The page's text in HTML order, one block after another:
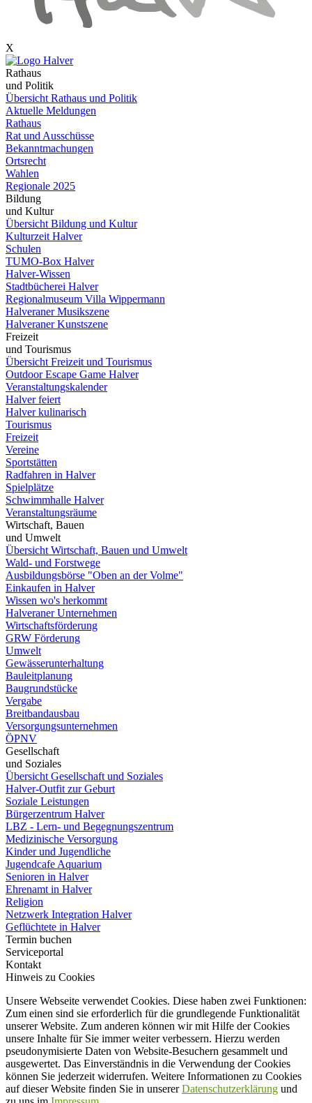
X
Rathaus
und Politik
Übersicht Rathaus und Politik
Aktuelle Meldungen
Rathaus
Rat und Ausschüsse
Bekanntmachungen
Ortsrecht
Wahlen
Regionale 2025
Bildung
und Kultur
Übersicht Bildung und Kultur
Kulturzeit Halver
Schulen
TUMO-Box Halver
Halver-Wissen
Stadtbücherei Halver
Regionalmuseum Villa Wippermann
Halveraner Musikszene
Halveraner Kunstszene
Freizeit
und Tourismus
Übersicht Freizeit und Tourismus
Outdoor Escape Game Halver
Veranstaltungskalender
Halver feiert
Halver kulinarisch
Tourismus
Freizeit
Vereine
Sportstätten
Radfahren in Halver
Spielplätze
Schwimmhalle Halver
Veranstaltungsräume
Wirtschaft, Bauen
und Umwelt
Übersicht Wirtschaft, Bauen und Umwelt
Wald- und Forstwege
Ausbildungsbörse "Oben an der Volme"
Einkaufen in Halver
Wissen wo's herkommt
Halveraner Unternehmen
Wirtschaftsförderung
GRW Förderung
Umwelt
Gewässerunterhaltung
Bauleitplanung
Baugrundstücke
Vergabe
Breitbandausbau
Versorgungsunternehmen
ÖPNV
Gesellschaft
und Soziales
Übersicht Gesellschaft und Soziales
Halver-Outfit zur Geburt
Soziale Leistungen
Bürgerzentrum Halver
LBZ - Lern- und Begegnungszentrum
Medizinische Versorgung
Kinder und Jugendliche
Jugendcafe Aquarium
Senioren in Halver
Ehrenamt in Halver
Religion
Netzwerk Integration Halver
Geflüchtete in Halver
Termin buchen
Serviceportal
Kontakt
Hinweis zu Cookies
Unsere Webseite verwendet Cookies. Diese haben zwei Funktionen:
Zum einen sind sie erforderlich für die grundlegende Funktionalität
unserer Website. Zum anderen können wir mit Hilfe der Cookies
unsere Inhalte für Sie immer weiter verbessern. Hierzu werden
pseudonymisierte Daten von Website-Besuchern gesammelt und
ausgewertet. Das Einverständnis in die Verwendung der Cookies
können Sie jederzeit widerrufen. Weitere Informationen zu Cookies
auf dieser Website finden Sie in unsererDatenschutzerklärung und